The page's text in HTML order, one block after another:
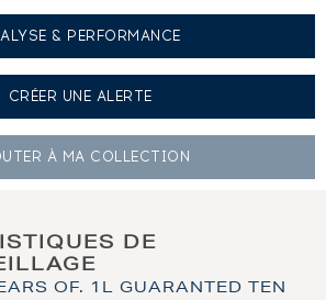
& PERFORMANCE
CRÉER UNE ALERTE
À MA COLLECTION
DE
OF. 1L GUARANTED TEN